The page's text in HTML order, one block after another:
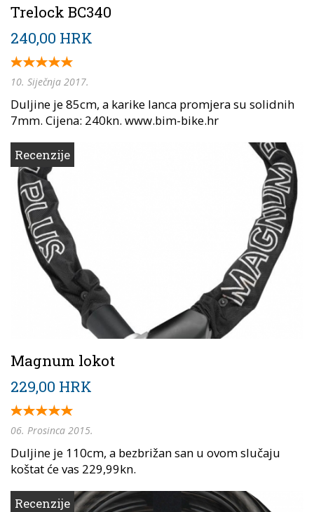
Trelock BC340
240,00 HRK
10. Siječnja 2017.
Duljine je 85cm, a karike lanca promjera su solidnih
7mm. Cijena: 240kn. www.bim-bike.hr
Recenzije
Magnum lokot
229,00 HRK
06. Prosinca 2015.
Duljine je 110cm, a bezbrižan san u ovom slučaju
koštat će vas 229,99kn.
Recenzije